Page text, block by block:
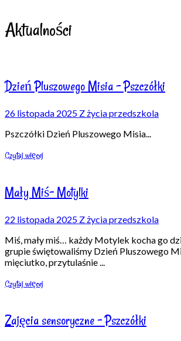
Aktualności
Dzień Pluszowego Misia – Pszczółki
26 listopada 2025 Z życia przedszkola
Pszczółki Dzień Pluszowego Misia
Czytaj więcej
Mały Miś- Motylki
22 listopada 2025 Z życia przedszkola
Miś, mały miś… każdy Motylek kocha go
grupie świętowaliśmy Dzień Pluszowego
mięciutko, przytulaśnie
Czytaj więcej
Zajęcia sensoryczne – Pszczółki